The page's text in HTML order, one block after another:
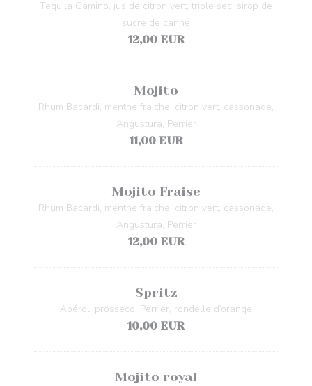
Tequila Camino, jus de citron vert, triple sec, sirop de
sucre de canne
12,00 EUR
Mojito
Rhum Bacardi, menthe fraiche, citron vert, cassonade,
Angustura, Perrier
11,00 EUR
Mojito Fraise
Rhum Bacardi, menthe fraiche, citron vert, cassonade,
Angustura, Perrier
12,00 EUR
Spritz
Apérol, prosseco, Perrier, rondelle d’orange
10,00 EUR
Mojito royal